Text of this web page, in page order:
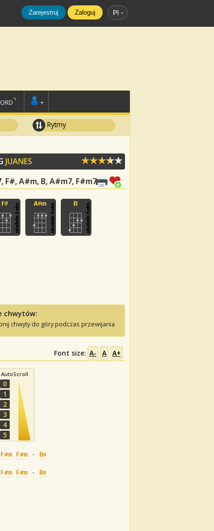
Zarejestruj Zaloguj Pl
+
Rytmy
JUANES
F#, A#m, B, A#m7, F#m7
chwytów:
chwyty do góry podczas przewijania
Font size: A- A A+
AutoScroll
0
1
2
3
4
5
F#m F#m - Bm
F#m F#m - Bm